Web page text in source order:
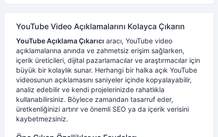
YouTube Video Açıklamalarını Kolayca Çıkarın
YouTube Açıklama Çıkarıcı aracı, YouTube video
açıklamalarına anında ve zahmetsiz erişim sağlarken,
içerik üreticileri, dijital pazarlamacılar ve araştırmacılar için
büyük bir kolaylık sunar. Herhangi bir halka açık YouTube
videosunun açıklamasını saniyeler içinde kopyalayabilir,
analiz edebilir ve kendi projelerinizde rahatlıkla
kullanabilirsiniz. Böylece zamandan tasarruf eder,
üretkenliğinizi artırır ve önemli SEO ya da içerik verisini
kaybetmezsiniz.